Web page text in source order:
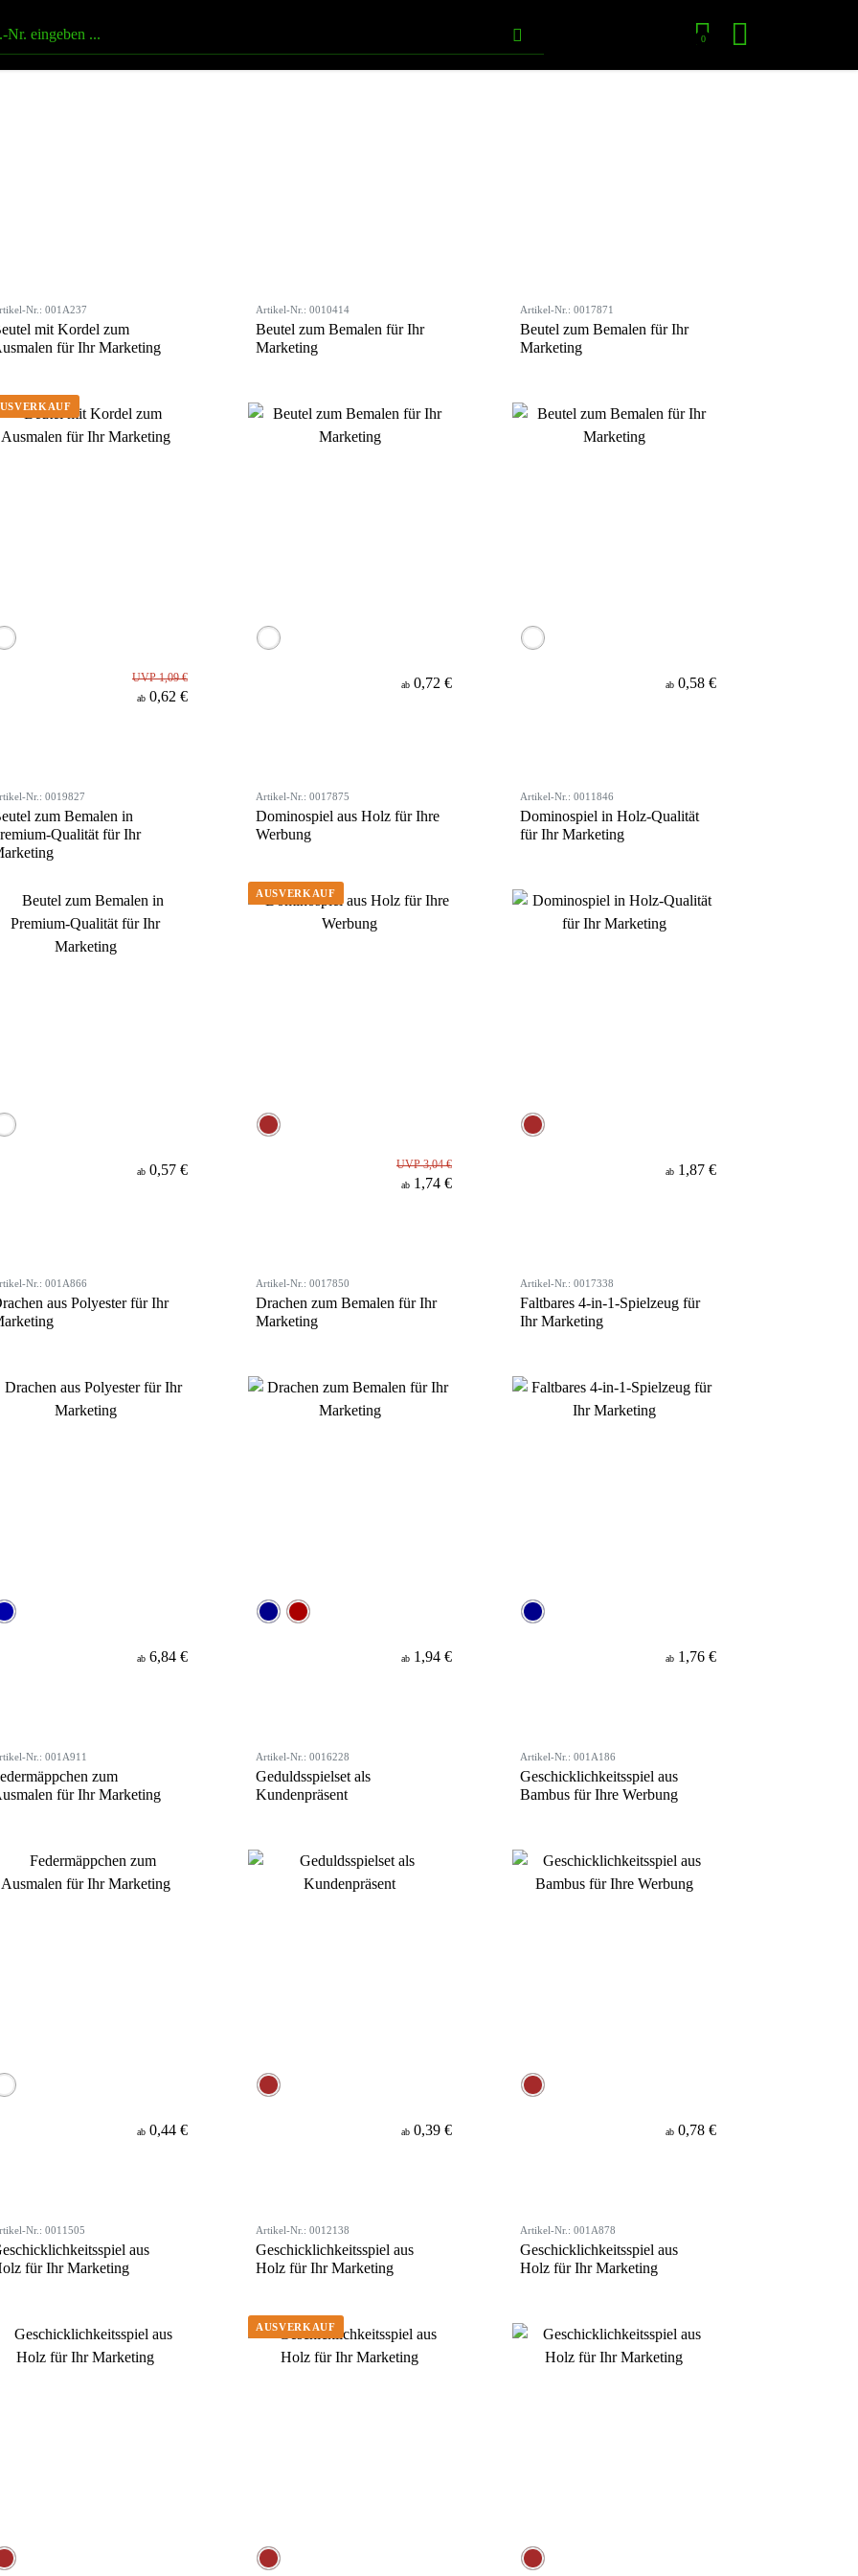
0
Nr.: 001A237
mit Kordel zum
für Ihr Marketing
UVP 1,09 €
ab 0,62 €
Artikel-Nr.: 0010414
Beutel zum Bemalen für Ihr
Marketing
ab 0,72 €
Artikel-Nr.: 0017871
Beutel zum Bemalen für Ihr
Marketing
ab 0,58 €
Nr.: 0019827
zum Bemalen in
Qualität für Ihr
ab 0,57 €
Artikel-Nr.: 0017875
Dominospiel aus Holz für Ihre
Werbung
UVP 3,04 €
ab 1,74 €
Artikel-Nr.: 0011846
Dominospiel in Holz-Qualität
für Ihr Marketing
ab 1,87 €
Nr.: 001A866
aus Polyester für Ihr
ab 6,84 €
Artikel-Nr.: 0017850
Drachen zum Bemalen für Ihr
Marketing
ab 1,94 €
Artikel-Nr.: 0017338
Faltbares 4-in-1-Spielzeug für
Ihr Marketing
ab 1,76 €
Nr.: 001A911
zum
für Ihr Marketing
ab 0,44 €
Artikel-Nr.: 0016228
Geduldsspielset als
Kundenpräsent
ab 0,39 €
Artikel-Nr.: 001A186
Geschicklichkeitsspiel aus
Bambus für Ihre Werbung
ab 0,78 €
Nr.: 0011505
aus
für Ihr Marketing
Artikel-Nr.: 0012138
Geschicklichkeitsspiel aus
Holz für Ihr Marketing
Artikel-Nr.: 001A878
Geschicklichkeitsspiel aus
Holz für Ihr Marketing